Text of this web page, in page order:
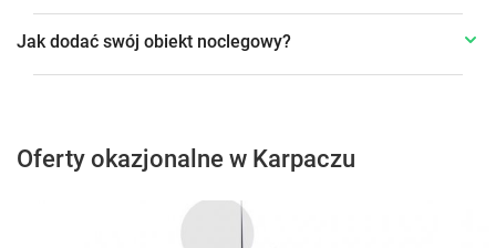
Jak dodać swój obiekt noclegowy?
Oferty okazjonalne w Karpaczu